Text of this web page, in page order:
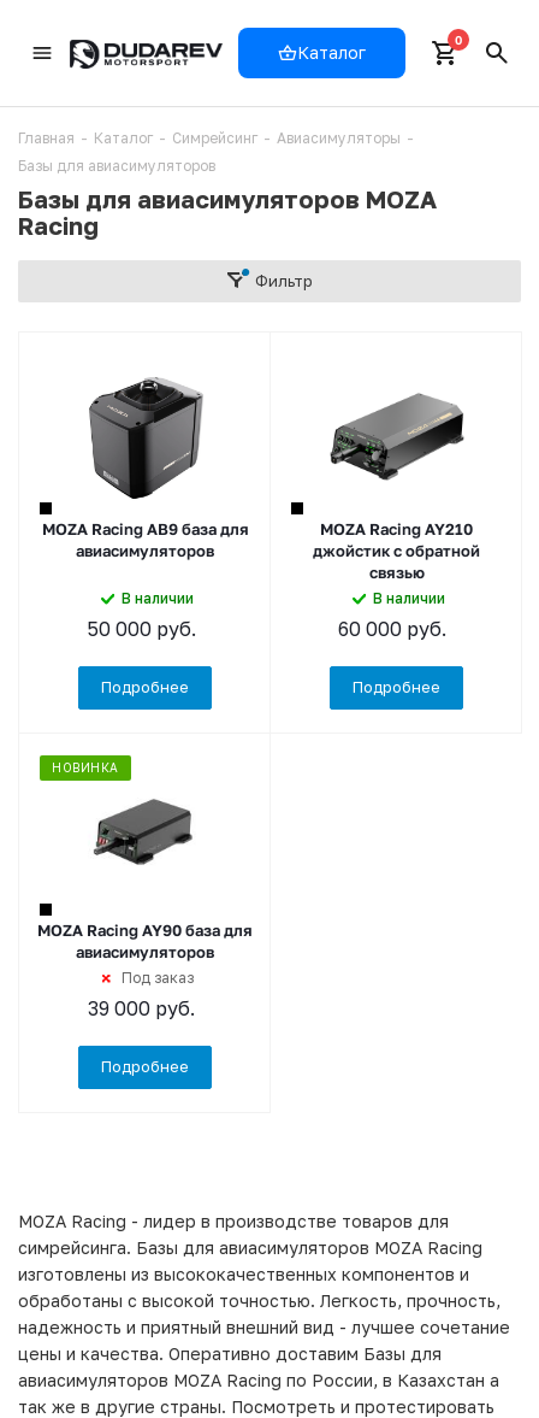
Каталог
0
Главная - Каталог - Симрейсинг - Авиасимуляторы -
Базы для авиасимуляторов
Базы для авиасимуляторов MOZA
Racing
Фильтр
MOZA Racing AB9 база для
авиасимуляторов
В наличии
50 000руб.
Подробнее
MOZA Racing AY210
джойстик с обратной
связью
В наличии
60 000 руб.
Подробнее
НОВИНКА
MOZA Racing AY90 база для
авиасимуляторов
Под заказ
39 000руб.
Подробнее
MOZA Racing - лидер в производстве товаров для
симрейсинга. Базы для авиасимуляторов MOZA Racing
изготовлены из высококачественных компонентов и
обработаны с высокой точностью. Легкость, прочность,
надежность и приятный внешний вид - лучшее сочетание
цены и качества. Оперативно доставим Базы для
авиасимуляторов MOZA Racing по России, в Казахстан а
так же в другие страны. Посмотреть и протестировать